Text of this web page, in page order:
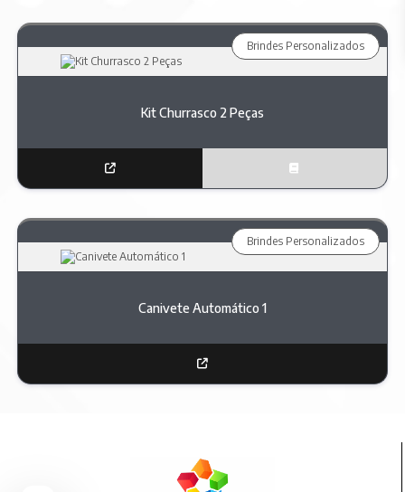
Kit Churrasco 2 Peças
Brindes Personalizados
Canivete Automático 1
Brindes Personalizados